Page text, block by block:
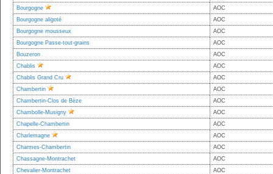
Bourgogne
AOC
Bourgogne aligoté
AOC
Bourgogne mousseux
AOC
Bourgogne Passe-tout-grains
AOC
Bouzeron
AOC
Chablis
AOC
Chablis Grand Cru
AOC
Chambertin
AOC
Chambertin-Clos de Bèze
AOC
Chambolle-Musigny
AOC
Chapelle-Chambertin
AOC
Charlemagne
AOC
Charmes-Chambertin
AOC
Chassagne-Montrachet
AOC
Chevalier-Montrachet
AOC